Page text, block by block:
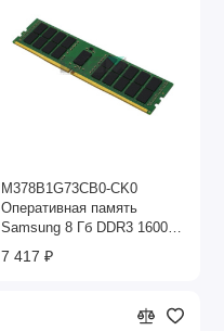
M378B1G73CB0-CK0
Оперативная память
Samsung 8 Гб DDR3 1600
МГц
7 417 ₽